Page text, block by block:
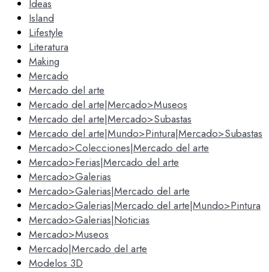
Ideas
Island
Lifestyle
Literatura
Making
Mercado
Mercado del arte
Mercado del arte|Mercado>Museos
Mercado del arte|Mercado>Subastas
Mercado del arte|Mundo>Pintura|Mercado>Subastas
Mercado>Colecciones|Mercado del arte
Mercado>Ferias|Mercado del arte
Mercado>Galerias
Mercado>Galerias|Mercado del arte
Mercado>Galerias|Mercado del arte|Mundo>Pintura
Mercado>Galerias|Noticias
Mercado>Museos
Mercado|Mercado del arte
Modelos 3D